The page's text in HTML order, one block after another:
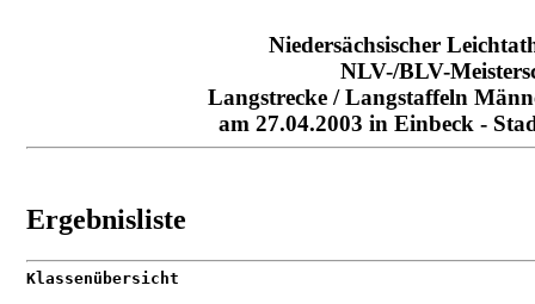
Niedersächsischer
NLV-/BLV-
Langstrecke / Langstaffeln
am 27.04.2003 in Einbeck -
Ergebnisliste
Klassenübersicht